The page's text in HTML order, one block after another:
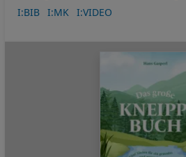
I:BIB
I:MK I:VIDEO